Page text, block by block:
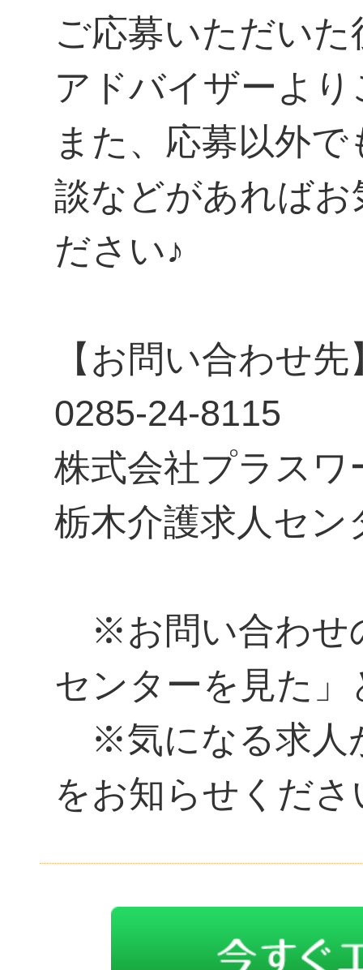
ご応募いただい
アドバイザーよ
また、応募以外
談などがあれば
ださい♪
【お問い合わせ先
0285-24-8115
株式会社プラスワ
栃木介護求人セン
※お問い合わせ
センターを見た
※気になる求人
をお知らせくださ